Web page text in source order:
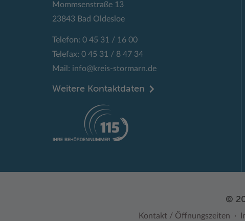
Mommsenstraße 13
23843 Bad Oldesloe
Telefon: 0 45 31 / 16 00
Telefax: 0 45 31 / 8 47 34
Mail: info@kreis-stormarn.de
Weitere Kontaktdaten
©
Kontakt / Öffnungszeiten